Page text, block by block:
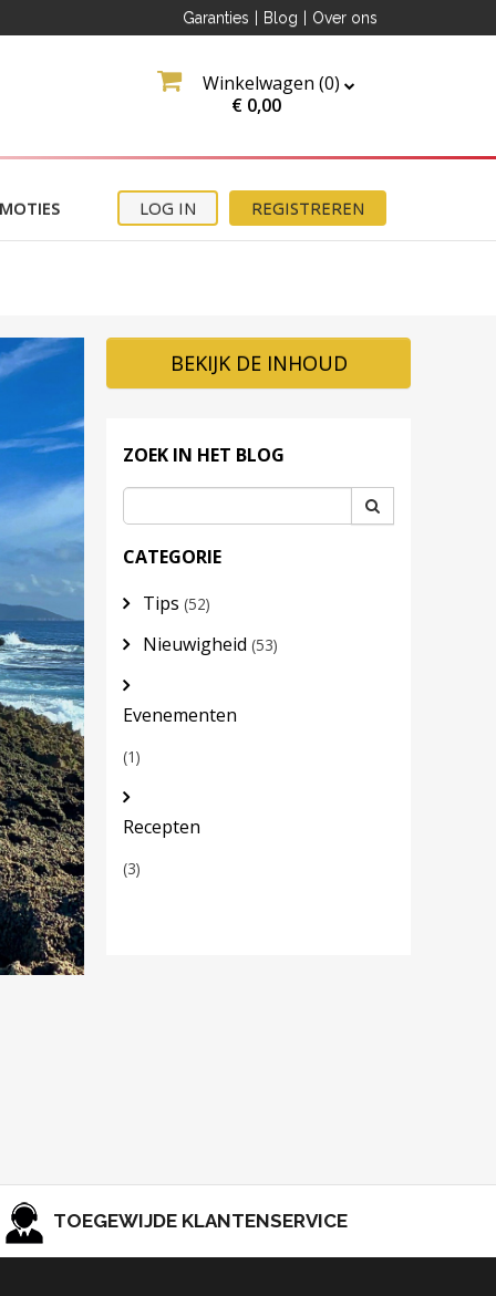
Garanties Blog Over ons
Winkelwagen (0)
€ 0,00
REGISTREREN
LOG IN
BEKIJK DE INHOUD
ZOEK IN HET BLOG
CATEGORIE
Tips (52)
Nieuwigheid (53)
Evenementen
(1)
Recepten
(3)
TOEGEWIJDE KLANTENSERVICE